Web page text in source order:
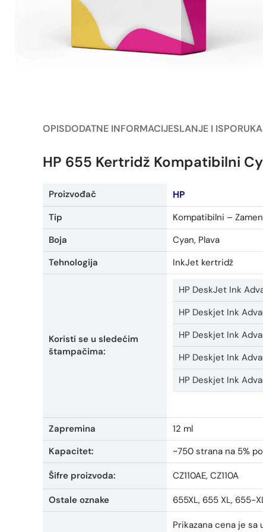
OPISDODATNE INFORMACIJESLANJE I ISPORUKA
HP 655 Kertridž Kompatibilni
Proizvođač HP
Tip
Kompatibilni –
Boja
Cyan, Plava
Tehnologija
InkJet kertridž
Koristi se u sledećim
štampačima:
HP DeskJet Ink
HP Deskjet Ink
HP Deskjet Ink
HP Deskjet Ink
HP Deskjet Ink
Zapremina
12 ml
Kapacitet:
~750 strana na 5%
Šifre proizvoda: CZ110AE, CZ110A
Ostale oznake 655XL, 655 XL, 655-
Prikazana cena je